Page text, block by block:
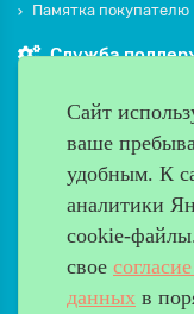
Памятка покупателю
Служба
Производители
Дополнительно
Наш адрес
Работаем с 9:00 до
8 (499) 685-33-26
Сайт
ваше
удобным. К
аналитики
cookie-
свое
данных в